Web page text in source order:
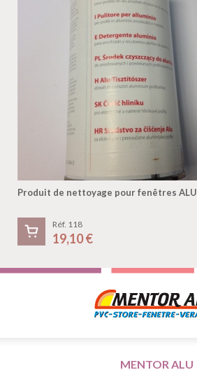
Produit de nettoyage pour fenêtres ALU
Réf. 118
19,10 €
MENTOR ALU